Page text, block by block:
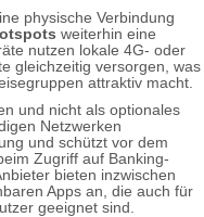
physische Verbindung
weiterhin eine
nutzen lokale 4G- oder
gleichzeitig versorgen, was
attraktiv macht.
und nicht als optionales
Netzwerken
und schützt vor dem
Zugriff auf Banking-
bieten inzwischen
Apps an, die auch für
geeignet sind.